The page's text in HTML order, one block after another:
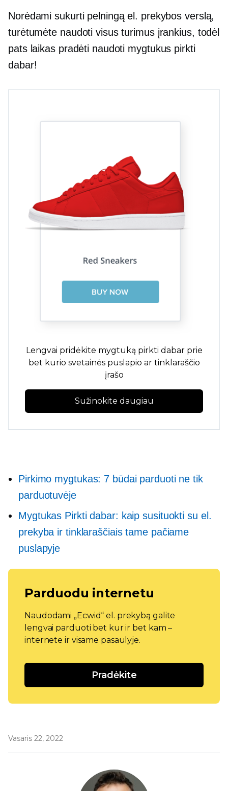
Norėdami sukurti pelningą el. prekybos verslą,
turėtumėte naudoti visus turimus įrankius, todėl
pats laikas pradėti naudoti mygtukus pirkti
dabar!
Lengvai pridėkite mygtuką pirkti dabar prie
bet kurio svetainės puslapio ar tinklaraščio
įrašo
Sužinokite daugiau
Pirkimo mygtukas: 7 būdai parduoti ne tik
parduotuvėje
Mygtukas Pirkti dabar: kaip susituokti su el.
prekyba ir tinklaraščiais tame pačiame
puslapyje
Parduodu internetu
Naudodami „Ecwid“ el. prekybą galite
lengvai parduoti bet kur ir bet kam –
internete ir visame pasaulyje.
Pradėkite
Vasaris 22, 2022